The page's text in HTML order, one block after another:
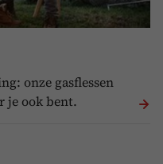
onze gasflessen
je ook bent.